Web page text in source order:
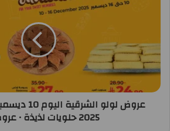
2025 حلويات لذيذة • عروض نت